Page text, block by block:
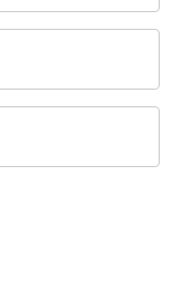
au moment de la
(ou similaires,
au moment de
Rodrigo